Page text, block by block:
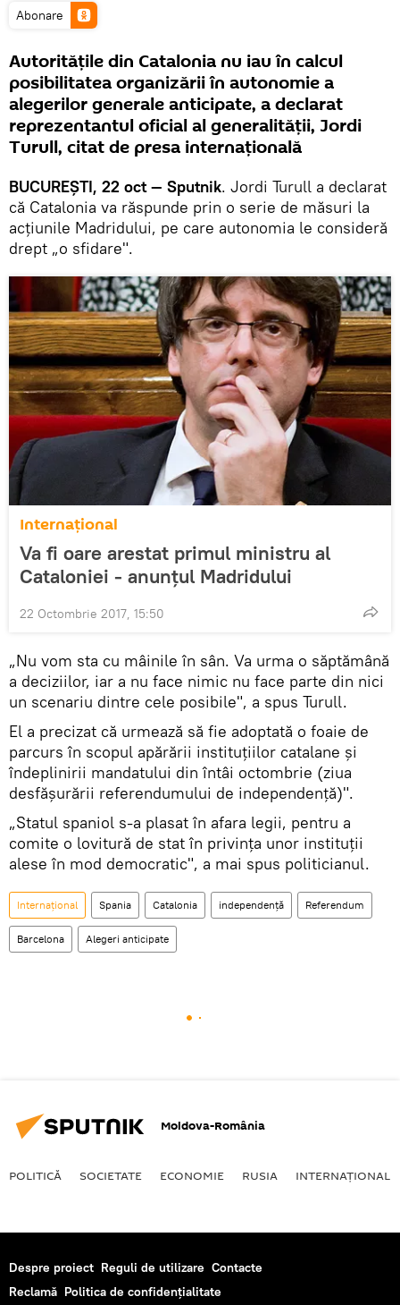
Abonare
Autoritățile din Catalonia nu iau în calcul
posibilitatea organizării în autonomie a
alegerilor generale anticipate, a declarat
reprezentantul oficial al generalității, Jordi
Turull, citat de presa internațională
BUCUREȘTI, 22 oct — Sputnik. Jordi Turull a declarat
că Catalonia va răspunde prin o serie de măsuri la
acțiunile Madridului, pe care autonomia le consideră
drept „o sfidare".
Internaţional
Va fi oare arestat primul ministru al
Cataloniei - anunțul Madridului
22 Octombrie 2017, 15:50
„Nu vom sta cu mâinile în sân. Va urma o săptămână
a deciziilor, iar a nu face nimic nu face parte din nici
un scenariu dintre cele posibile", a spus Turull.
El a precizat că urmează să fie adoptată o foaie de
parcurs în scopul apărării instituțiilor catalane și
îndeplinirii mandatului din întâi octombrie (ziua
desfășurării referendumului de independență)".
„Statul spaniol s-a plasat în afara legii, pentru a
comite o lovitură de stat în privința unor instituții
alese în mod democratic", a mai spus politicianul.
Internaţional Spania Catalonia independență Referendum
Barcelona Alegeri anticipate
Moldova-România
POLITICĂ SOCIETATE ECONOMIE RUSIA INTERNAŢIONAL
Despre proiect Reguli de utilizare Contacte
Reclamă Politica de confidențialitate